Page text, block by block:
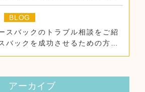
BLOG
スバックのトラブル相談をご紹
バックを成功させるための方
アーカイブ